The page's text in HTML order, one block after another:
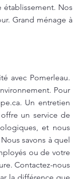
établissement. Nos
Grand ménage à
avec Pomerleau.
Pour
. Un entretien
un service de
et nous
savons à quel
ou de votre
Contactez-nous